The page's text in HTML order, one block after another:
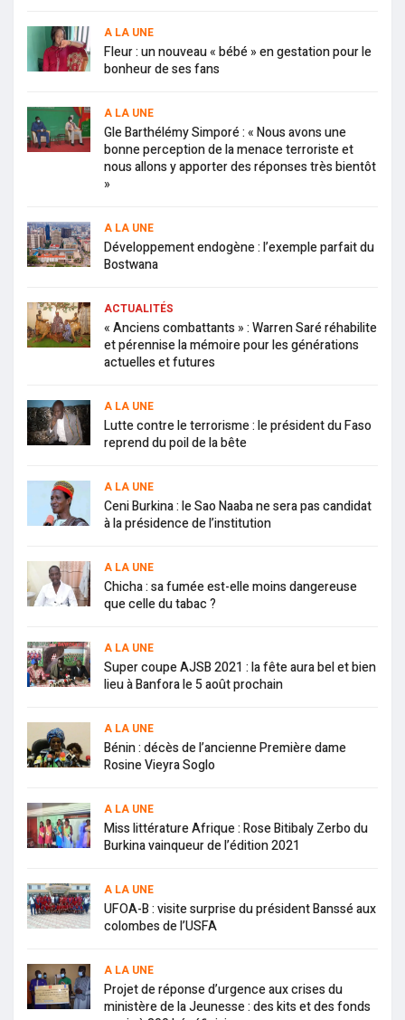
A LA UNE
Fleur : un nouveau « bébé » en gestation pour le
bonheur de ses fans
A LA UNE
Gle Barthélémy Simporé : « Nous avons une
bonne perception de la menace terroriste et
nous allons y apporter des réponses très bientôt
»
A LA UNE
Développement endogène : l’exemple parfait du
Bostwana
ACTUALITÉS
« Anciens combattants » : Warren Saré réhabilite
et pérennise la mémoire pour les générations
actuelles et futures
A LA UNE
Lutte contre le terrorisme : le président du Faso
reprend du poil de la bête
A LA UNE
Ceni Burkina : le Sao Naaba ne sera pas candidat
à la présidence de l’institution
A LA UNE
Chicha : sa fumée est-elle moins dangereuse
que celle du tabac ?
A LA UNE
Super coupe AJSB 2021 : la fête aura bel et bien
lieu à Banfora le 5 août prochain
A LA UNE
Bénin : décès de l’ancienne Première dame
Rosine Vieyra Soglo
A LA UNE
Miss littérature Afrique : Rose Bitibaly Zerbo du
Burkina vainqueur de l’édition 2021
A LA UNE
UFOA-B : visite surprise du président Banssé aux
colombes de l’USFA
A LA UNE
Projet de réponse d’urgence aux crises du
ministère de la Jeunesse : des kits et des fonds